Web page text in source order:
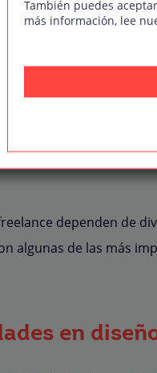
dependen de
algunas de las más
en
También puedes
más información, lee